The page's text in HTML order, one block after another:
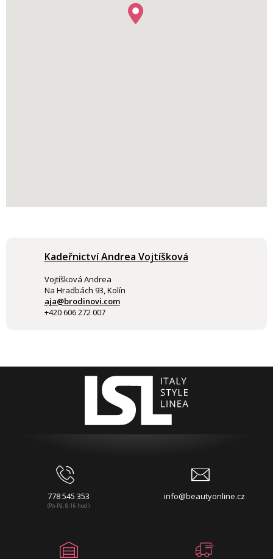
Kadeřnictví Andrea Vojtíšková
Vojtíšková Andrea
Na Hradbách 93, Kolín
aja@brodinovi.com
+420 606 272 007
778 545 353
(Po-Pá, 8-16 hod.)
info@beautyonline.cz